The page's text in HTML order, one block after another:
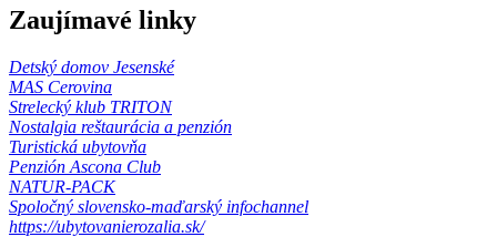
Zaujímavé linky
Detský domov Jesenské
MAS Cerovina
Strelecký klub TRITON
Nostalgia reštaurácia a penzión
Turistická ubytovňa
Penzión Ascona Club
NATUR-PACK
Spoločný slovensko-maďarský infochannel
https://ubytovanierozalia.sk/